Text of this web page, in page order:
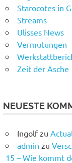
Starocotes in
Streams
Ulisses News
Vermutungen
Zeit der Asche
NEUESTE
Ingolfzu
admin zu
15 – Wie kommt